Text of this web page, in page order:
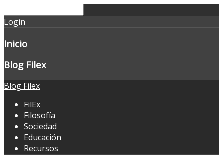
Login
Inicio
Blog Filex
Blog Filex
FilEx
Filosofía
Sociedad
Educación
Recursos